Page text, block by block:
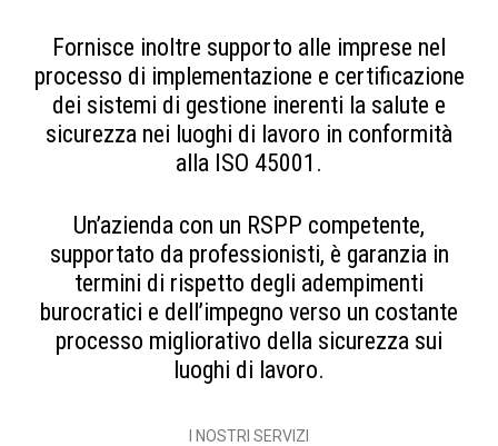
Fornisce inoltre supporto alle imprese nel
processo di implementazione e certificazione
dei sistemi di gestione inerenti la salute e
sicurezza nei luoghi di lavoro in conformità
alla ISO 45001.
Un’azienda con un RSPP competente,
supportato da professionisti, è garanzia in
termini di rispetto degli adempimenti
burocratici e dell’impegno verso un costante
processo migliorativo della sicurezza sui
luoghi di lavoro.
I NOSTRI SERVIZI